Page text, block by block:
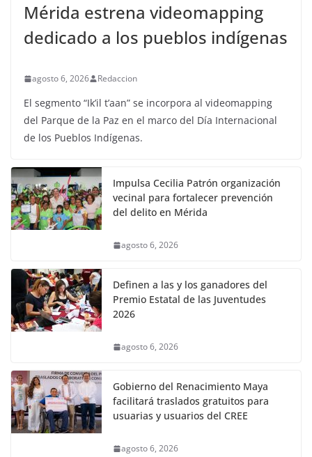
Mérida estrena videomapping
dedicado a los pueblos indígenas
agosto 6, 2026 Redaccion
El segmento “Ik’il t’aan” se incorpora al videomapping
del Parque de la Paz en el marco del Día Internacional
de los Pueblos Indígenas.
Impulsa Cecilia Patrón organización
vecinal para fortalecer prevención
del delito en Mérida
agosto 6, 2026
Definen a las y los ganadores del
Premio Estatal de las Juventudes
2026
agosto 6, 2026
Gobierno del Renacimiento Maya
facilitará traslados gratuitos para
usuarias y usuarios del CREE
agosto 6, 2026